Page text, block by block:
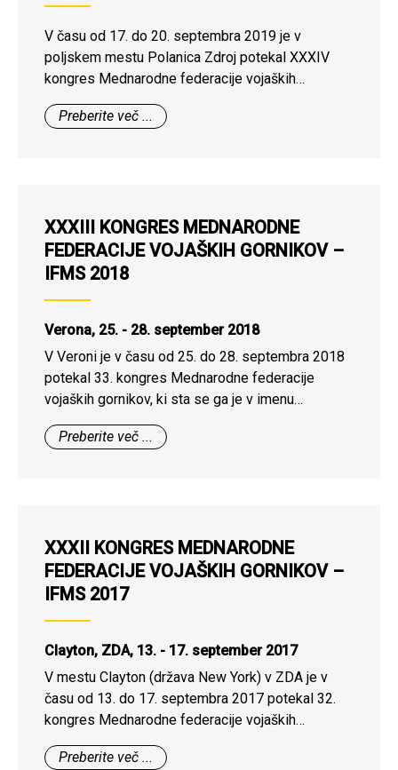
V času od 17. do 20. septembra 2019 je v
poljskem mestu Polanica Zdroj potekal XXXIV
kongres Mednarodne federacije vojaških
gornikov. Letošnjega srečanja se je od desetih
članic IFMS udeležilo 9 držav, in sicer Avstrija,
Preberite več ...
XXXIII KONGRES MEDNARODNE
FEDERACIJE VOJAŠKIH GORNIKOV –
IFMS 2018
Verona, 25. - 28. september 2018
V Veroni je v času od 25. do 28. septembra 2018
potekal 33. kongres Mednarodne federacije
vojaških gornikov, ki sta se ga je v imenu
Združenja vojaških gornikov Slovenije udeležila
predsednik ZVGS Slavko Delalut in član ZVGS
Preberite več ...
XXXII KONGRES MEDNARODNE
FEDERACIJE VOJAŠKIH GORNIKOV –
IFMS 2017
Clayton, ZDA, 13. - 17. september 2017
V mestu Clayton (država New York) v ZDA je v
času od 13. do 17. septembra 2017 potekal 32.
kongres Mednarodne federacije vojaških
gornikov, ki se ga je v imenu Združenja vojaških
gornikov Slovenije udeležil predsednik ZVGS
Preberite več ...